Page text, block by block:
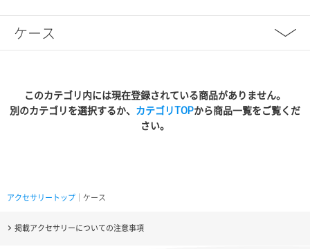
ケース
このカテゴリ内には現在登録されている商品がありません。
別のカテゴリを選択するか、 カテゴリTOPから商品一覧をご覧くだ
さい。
アクセサリートップ ｜ケース
掲載アクセサリーについての注意事項